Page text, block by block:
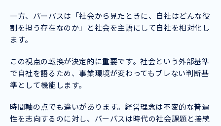
一方、パーパスは「社会から見たときに、自社はどんな役
割を担う存在なのか」と社会を主語にして自社を相対化し
ます。
この視点の転換が決定的に重要です。社会という外部基準
で自社を語るため、事業環境が変わってもブレない判断基
準として機能します。
時間軸の点でも違いがあります。経営理念は不変的な普遍
性を志向するのに対し、パーパスは時代の社会課題と接続